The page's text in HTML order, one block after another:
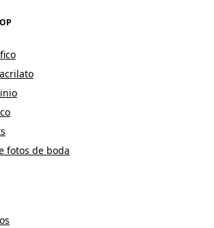
fotos de boda